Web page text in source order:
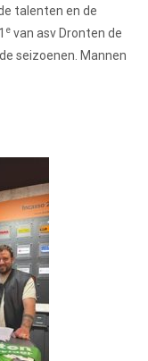
talenten en de
e van asv Dronten de
seizoenen. Mannen